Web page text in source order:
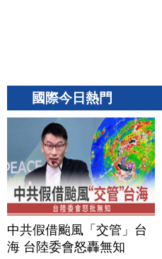
國際今日熱門
中共假借颱風「交管」台
海 台陸委會怒轟無知